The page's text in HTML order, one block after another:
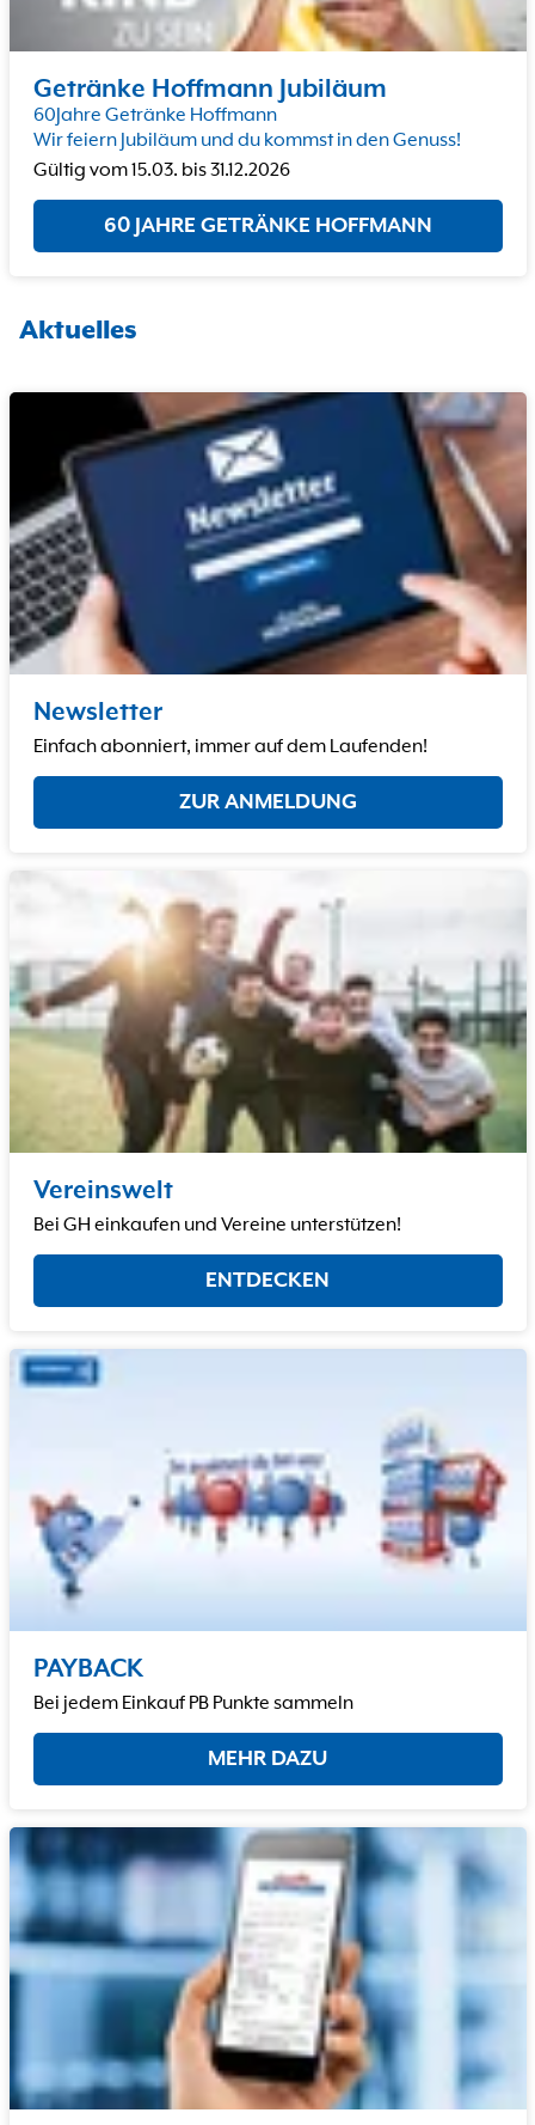
Getränke Hoffmann Jubiläum
60Jahre Getränke Hoffmann
Wir feiern Jubiläum und du kommst in den Genuss!
Gültig vom15.03. bis31.12.2026
60 JAHRE GETRÄNKE HOFFMANN
Aktuelles
Newsletter
Einfach abonniert, immer auf dem Laufenden!
ZUR ANMELDUNG
Vereinswelt
Bei GH einkaufen und Vereine unterstützen!
ENTDECKEN
PAYBACK
Bei jedem Einkauf PB Punkte sammeln
MEHR DAZU